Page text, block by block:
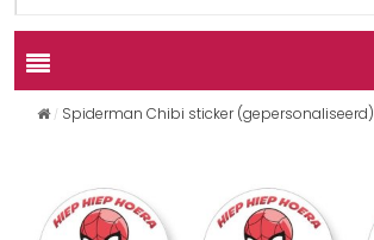
Spiderman Chibi sticker (gepersonaliseerd)